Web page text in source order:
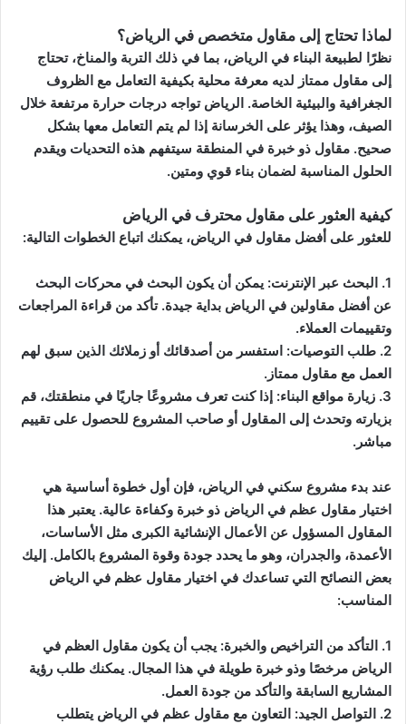
لماذا تحتاج إلى مقاول متخصص في الرياض؟
نظرًا لطبيعة البناء في الرياض، بما في ذلك التربة والمناخ، تحتاج
إلى مقاول ممتاز لديه معرفة محلية بكيفية التعامل مع الظروف
الجغرافية والبيئية الخاصة. الرياض تواجه درجات حرارة مرتفعة خلال
الصيف، وهذا يؤثر على الخرسانة إذا لم يتم التعامل معها بشكل
صحيح. مقاول ذو خبرة في المنطقة سيتفهم هذه التحديات ويقدم
الحلول المناسبة لضمان بناء قوي ومتين.
كيفية العثور على مقاول محترف في الرياض
للعثور على أفضل مقاول في الرياض، يمكنك اتباع الخطوات التالية:
1. البحث عبر الإنترنت: يمكن أن يكون البحث في محركات البحث
عن أفضل مقاولين في الرياض بداية جيدة. تأكد من قراءة المراجعات
وتقييمات العملاء.
2. طلب التوصيات: استفسر من أصدقائك أو زملائك الذين سبق لهم
العمل مع مقاول ممتاز.
3. زيارة مواقع البناء: إذا كنت تعرف مشروعًا جاريًا في منطقتك، قم
بزيارته وتحدث إلى المقاول أو صاحب المشروع للحصول على تقييم
مباشر.
عند بدء مشروع سكني في الرياض، فإن أول خطوة أساسية هي
اختيار مقاول عظم في الرياض ذو خبرة وكفاءة عالية. يعتبر هذا
المقاول المسؤول عن الأعمال الإنشائية الكبرى مثل الأساسات،
الأعمدة، والجدران، وهو ما يحدد جودة وقوة المشروع بالكامل. إليك
بعض النصائح التي تساعدك في اختيار مقاول عظم في الرياض
المناسب:
1. التأكد من التراخيص والخبرة: يجب أن يكون مقاول العظم في
الرياض مرخصًا وذو خبرة طويلة في هذا المجال. يمكنك طلب رؤية
المشاريع السابقة والتأكد من جودة العمل.
2. التواصل الجيد: التعاون مع مقاول عظم في الرياض يتطلب